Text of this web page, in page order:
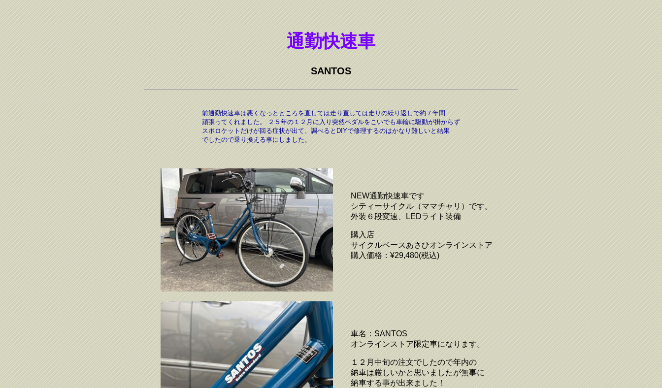
通勤快速車
SANTOS
前通勤快速車は悪くなっとところを直しては走り直しては走りの繰り返しで約７年間
頑張ってくれました。 ２５年の１２月に入り突然ペダルをこいでも車輪に駆動が掛からず
スポロケットだけが回る症状が出て、調べるとDIYで修理するのはかなり難しいと結果
でしたので乗り換える事にしました。
NEW通勤快速車です
シティーサイクル（ママチャリ）です。
外装６段変速、LEDライト装備
購入店
サイクルベースあさひオンラインストア
購入価格：¥29,480(税込)
車名：SANTOS
オンラインストア限定車になります。
１２月中旬の注文でしたので年内の
納車は厳しいかと思いましたが無事に
納車する事が出来ました！